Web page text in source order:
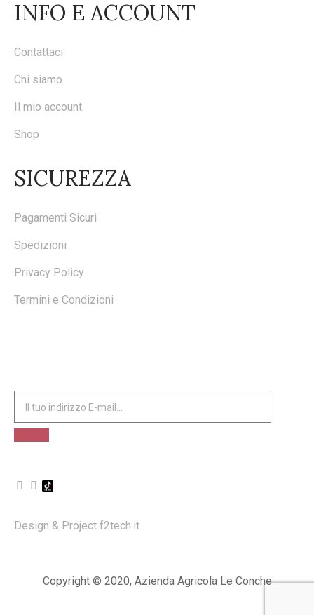
INFO E ACCOUNT
Contattaci
Chi siamo
Il mio account
Shop
SICUREZZA
Pagamenti Sicuri
Spedizioni
Privacy Policy
Termini e Condizioni
Design & Project f2tech.it
Copyright © 2020, Azienda Agricola Le Conche